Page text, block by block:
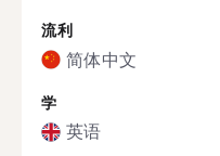
流利
简体中文
学
英语